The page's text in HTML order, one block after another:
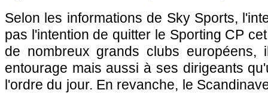
Selon les informations de Sky Sports,
pas l'intention de quitter le Sporting CP
de nombreux grands clubs
entourage mais aussi à ses dirigeants
l'ordre du jour. En revanche, le